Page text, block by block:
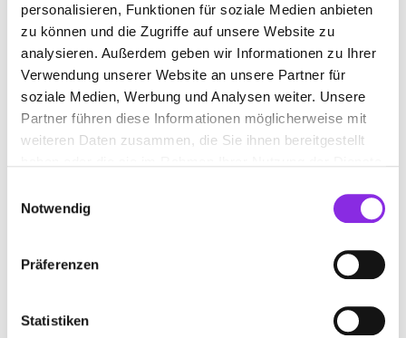
personalisieren, Funktionen für soziale Medien anbieten
zu können und die Zugriffe auf unsere Website zu
analysieren. Außerdem geben wir Informationen zu Ihrer
Verwendung unserer Website an unsere Partner für
soziale Medien, Werbung und Analysen weiter. Unsere
Partner führen diese Informationen möglicherweise mit
weiteren Daten zusammen, die Sie ihnen bereitgestellt
Notwendig
Präferenzen
Statistiken
ALLE WERTHEIM WERTHEIM-BESTENHEID
HERMANN REBITZER CONTAINERDIENST
Am Kissel 24| 97877 Wertheim DE
hermann-rebitzer-containerdienst.weblocator.de